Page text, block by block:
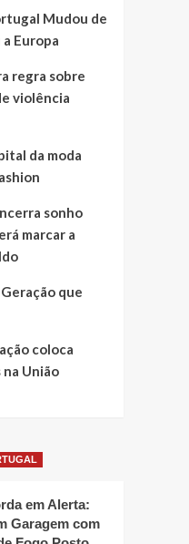
Mudou de
Europa
regra sobre
violência
da moda
sonho
marcar a
que
coloca
União
em Alerta:
Garagem com